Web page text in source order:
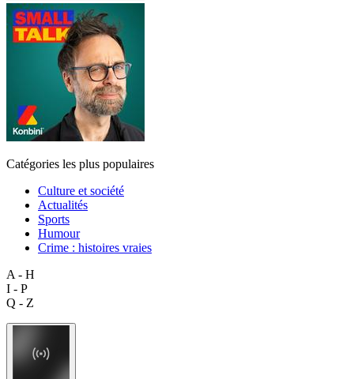
Catégories les plus populaires
Culture et société
Actualités
Sports
Humour
Crime : histoires vraies
A - H
I - P
Q - Z